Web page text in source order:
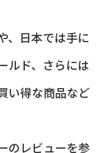
、日本では手に
ルド、さらには
い得な商品など
のレビューを参